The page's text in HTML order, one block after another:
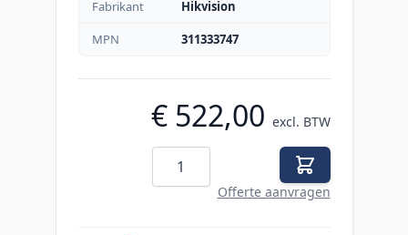
Fabrikant
Hikvision
MPN
311333747
€ 522,00 excl. BTW
Aantal
Offerte aanvragen